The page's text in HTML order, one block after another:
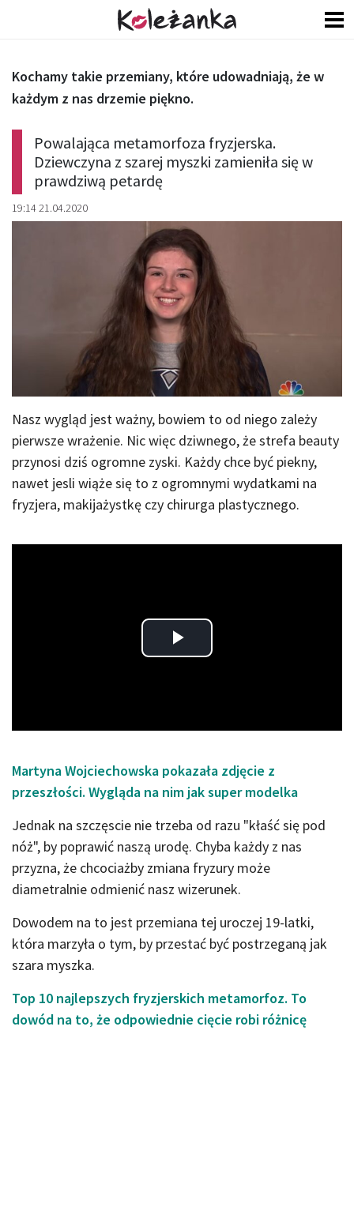
Powalająca metamorfoza fryzjerska.
Dziewczyna z szarej myszki zamieniła się w
prawdziwą petardę
19:14 21.04.2020
Kochamy takie przemiany, które udowadniają, że w
każdym z nas drzemie piękno.
Nasz wygląd jest ważny, bowiem to od niego zależy
pierwsze wrażenie. Nic więc dziwnego, że strefa beauty
przynosi dziś ogromne zyski. Każdy chce być piekny,
nawet jesli wiąże się to z ogromnymi wydatkami na
fryzjera, makijażystkę czy chirurga plastycznego.
Play
Martyna Wojciechowska pokazała zdjęcie z
przeszłości. Wygląda na nim jak super modelka
Jednak na szczęscie nie trzeba od razu "kłaść się pod
nóż", by poprawić naszą urodę. Chyba każdy z nas
przyzna, że chcociażby zmiana fryzury może
diametralnie odmienić nasz wizerunek.
Dowodem na to jest przemiana tej uroczej 19-latki,
która marzyła o tym, by przestać być postrzeganą jak
szara myszka.
Top 10 najlepszych fryzjerskich metamorfoz. To
dowód na to, że odpowiednie cięcie robi różnicę